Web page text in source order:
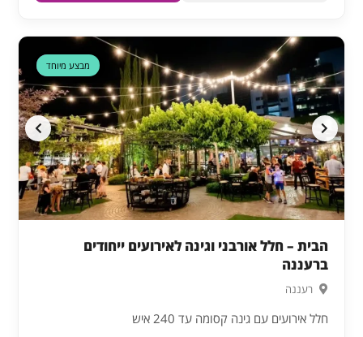
דקה 90
מבצע מיוחד
הבית – חלל אורבני וגינה לאירועים ייחודים
ברעננה
רעננה
חלל אירועים עם גינה קסומה עד 240 איש